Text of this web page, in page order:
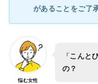
があることをご了
悩む女性
『こんと
の？